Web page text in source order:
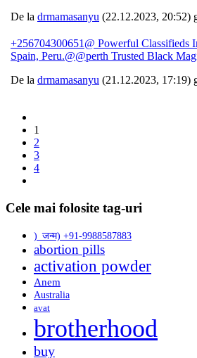
De la drmamasanyu (22.12.2023, 20:52)
+256704300651@ Powerful Classifieds
Spain, Peru.@@perth Trusted Black
De la drmamasanyu (21.12.2023, 17:19)
1
2
3
4
Cele mai folosite tag-uri
)_जन्म) +91-9988587883
abortion pills
activation powder
Anem
Australia
avat
brotherhood
buy